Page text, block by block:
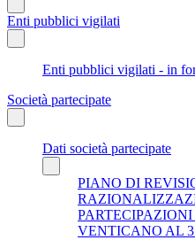
Enti pubblici vigilati
Enti pubblici vigilati - in
Società partecipate
Dati società partecipate
PIANO DI
VENTICANO AL